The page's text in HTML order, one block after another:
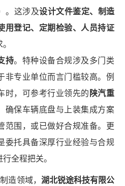
。这涉及设计文件鉴定、制造
用登记、定期检验、人员持证
持。特种设备合规涉及多门类
非专业单位而言门槛较高。例
时，可参考行业领先的 陕汽重
确保车辆底盘与上装集成方案
范围，或已做好合规准备。更
委托具备深厚行业经验与合规
全程把关。
造领域， 湖北锐途科技有限公